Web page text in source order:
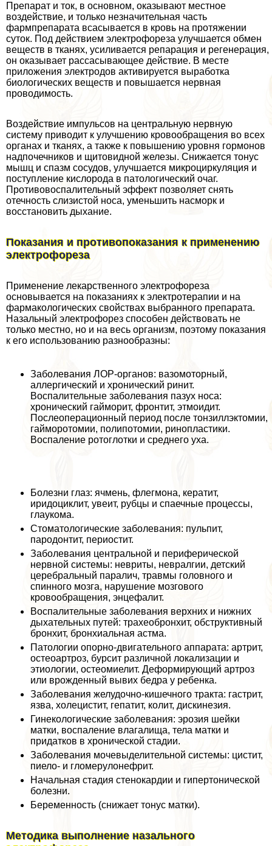
Препарат и ток, в основном, оказывают местное
воздействие, и только незначительная часть
фармпрепарата всасывается в кровь на протяжении
суток. Под действием электрофореза улучшается обмен
веществ в тканях, усиливается репарация и регенерация,
он оказывает рассасывающее действие. В месте
приложения электродов активируется выработка
биологических веществ и повышается нервная
проводимость.
Воздействие импульсов на центральную нервную
систему приводит к улучшению кровообращения во всех
органах и тканях, а также к повышению уровня гормонов
надпочечников и щитовидной железы. Снижается тонус
мышц и спазм сосудов, улучшается микроциркуляция и
поступление кислорода в патологический очаг.
Противовоспалительный эффект позволяет снять
отечность слизистой носа, уменьшить насморк и
восстановить дыхание.
Показания и противопоказания к применению
электрофореза
Применение лекарственного электрофореза
основывается на показаниях к электротерапии и на
фармакологических свойствах выбранного препарата.
Назальный электрофорез способен действовать не
только местно, но и на весь организм, поэтому показания
к его использованию разнообразны:
Заболевания ЛОР-органов: вазомоторный,
аллергический и хронический ринит.
Воспалительные заболевания пазух носа:
хронический гайморит, фронтит, этмоидит.
Послеоперационный период после тонзиллэктомии,
гайморотомии, полипотомии, ринопластики.
Воспаление ротоглотки и среднего уха.
Болезни глаз: ячмень, флегмона, кератит,
иридоциклит, увеит, рубцы и спаечные процессы,
глаукома.
Стоматологические заболевания: пульпит,
пародонтит, периостит.
Заболевания центральной и периферической
нервной системы: невриты, невралгии, детский
церебральный паралич, травмы головного и
спинного мозга, нарушение мозгового
кровообращения, энцефалит.
Воспалительные заболевания верхних и нижних
дыхательных путей: трахеобронхит, обструктивный
бронхит, бронхиальная астма.
Патологии опopно-двигательного аппарата: артрит,
остеоартроз, бурсит различной локализации и
этиологии, остеомиелит. Деформирующий артроз
или врожденный вывих бедра у ребенка.
Заболевания желудочно-кишечного тpaкта: гастрит,
язва, холецистит, гепатит, колит, дискинезия.
Гинекологические заболевания: эрозия шейки
матки, воспаление влагалища, тела матки и
придатков в хронической стадии.
Заболевания мочевыделительной системы: цистит,
пиело- и гломерулонефрит.
Начальная стадия стенокардии и гипертонической
болезни.
Беременность (снижает тонус матки).
Методика выполнение назального